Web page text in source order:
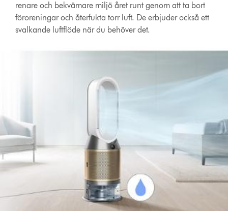
renare och bekvämare miljö året runt genom att ta bort
föroreningar och återfukta torr luft. De erbjuder också ett
svalkande luftflöde när du behöver det.